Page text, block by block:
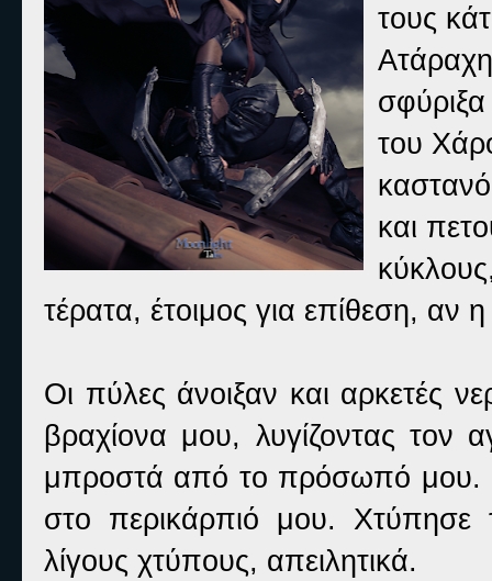
τους
του
και
τέρατα, έτοιμος για επίθεση,
Οι πύλες άνοιξαν και αρκετές
βραχίονα μου, λυγίζοντας
μπροστά από το πρόσωπό μου.
στο περικάρπιό μου. Χτύπησε
λίγους χτύπους, απειλητικά.